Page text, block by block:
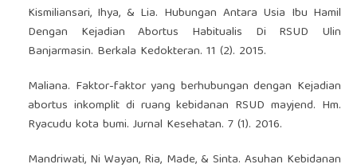
Kismiliansari, Ihya, & Lia. Hubungan Antara Usia Ibu Hamil
Dengan Kejadian Abortus Habitualis Di RSUD Ulin
Banjarmasin. Berkala Kedokteran. 11 (2). 2015.
Maliana. Faktor-faktor yang berhubungan dengan Kejadian
abortus inkomplit di ruang kebidanan RSUD mayjend. Hm.
Ryacudu kota bumi. Jurnal Kesehatan. 7 (1). 2016.
Mandriwati, Ni Wayan, Ria, Made, & Sinta. Asuhan Kebidanan